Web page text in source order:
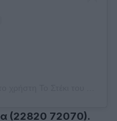
(22820 72070).